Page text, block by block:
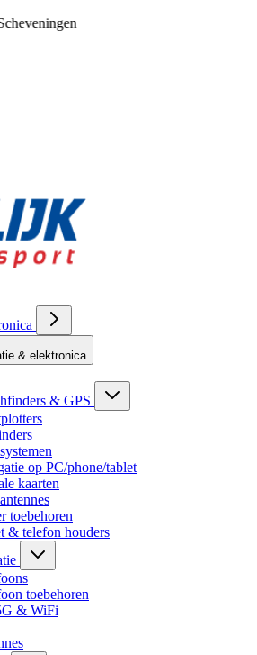
& elektronica
& GPS
op PC/phone/tablet
kaarten
toebehoren
& telefon houders
toebehoren
& WiFi